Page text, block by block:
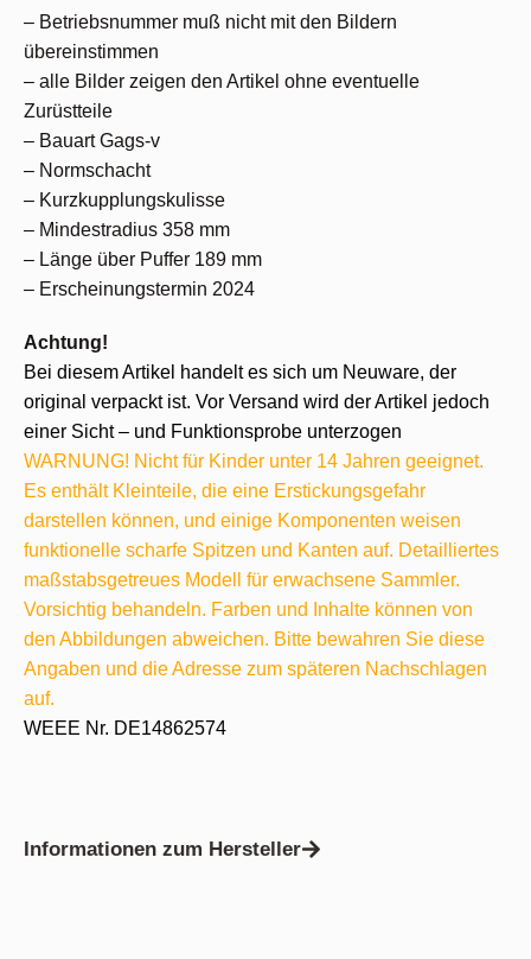
– Betriebsnummer muß nicht mit den Bildern
übereinstimmen
– alle Bilder zeigen den Artikel ohne eventuelle
Zurüstteile
– Bauart Gags-v
– Normschacht
– Kurzkupplungskulisse
– Mindestradius 358 mm
– Länge über Puffer 189 mm
– Erscheinungstermin 2024
Achtung!
Bei diesem Artikel handelt es sich um Neuware, der
original verpackt ist. Vor Versand wird der Artikel jedoch
einer Sicht – und Funktionsprobe unterzogen
WARNUNG! Nicht für Kinder unter 14 Jahren geeignet.
Es enthält Kleinteile, die eine Erstickungsgefahr
darstellen können, und einige Komponenten weisen
funktionelle scharfe Spitzen und Kanten auf. Detailliertes
maßstabsgetreues Modell für erwachsene Sammler.
Vorsichtig behandeln. Farben und Inhalte können von
den Abbildungen abweichen. Bitte bewahren Sie diese
Angaben und die Adresse zum späteren Nachschlagen
auf.
WEEE Nr. DE14862574
Informationen zum Hersteller